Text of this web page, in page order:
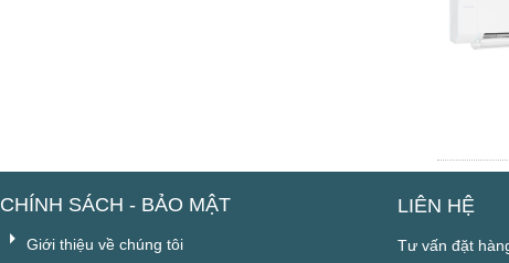
CHÍNH SÁCH - BẢO MẬT
Giới thiệu về chúng tôi
LIÊN HỆ
Tư vấn đặt